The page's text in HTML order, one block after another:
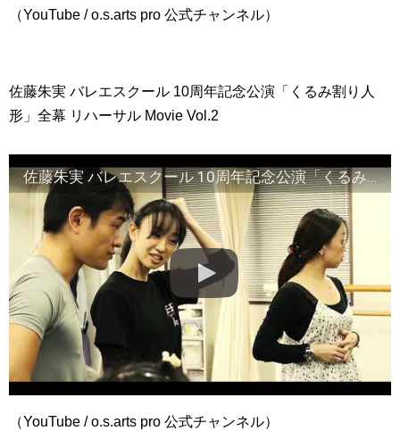
（YouTube / o.s.arts pro 公式チャンネル）
佐藤朱実 バレエスクール 10周年記念公演「くるみ割り人
形」全幕 リハーサル Movie Vol.2
佐藤朱実 バレエスクール 10周年記念公演「くるみ割り人形」全幕 リハーサル Movie Vol.2
（YouTube / o.s.arts pro 公式チャンネル）